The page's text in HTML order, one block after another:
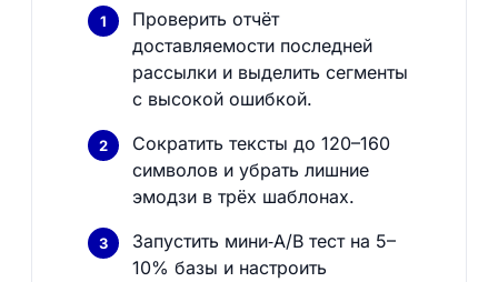
Проверить отчёт
доставляемости последней
рассылки и выделить сегменты
с высокой ошибкой.
Сократить тексты до 120–160
символов и убрать лишние
эмодзи в трёх шаблонах.
Запустить мини‑A/B тест на 5–
10% базы и настроить